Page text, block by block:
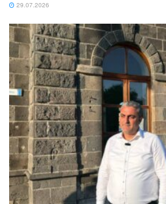
29.07.2026